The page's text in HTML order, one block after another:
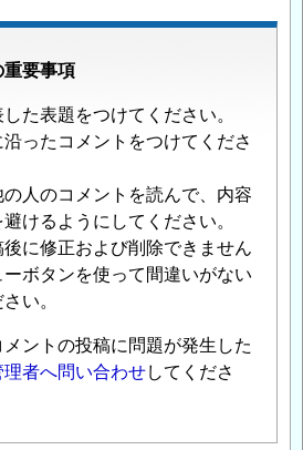
重要事項
た表題をつけてください。
ったコメントをつけてくださ
人のコメントを読んで、内容
けるようにしてください。
に修正および削除できません
ボタンを使って間違いがない
い。
ントの投稿に問題が発生した
理者へ問い合わせしてくださ